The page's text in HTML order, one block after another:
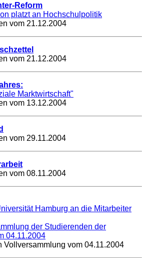
Reform
platzt an Hochschulpolitik
vom 21.12.2004
vom 21.12.2004
Marktwirtschaft"
vom 13.12.2004
vom 29.11.2004
vom 08.11.2004
Hamburg an die Mitarbeiter
der Studierenden der
04.11.2004
Vollversammlung vom 04.11.2004